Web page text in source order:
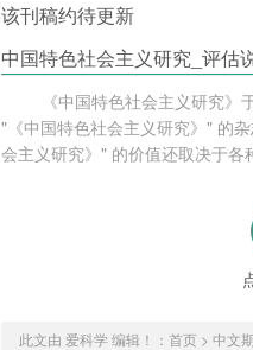
该刊稿约待更新
中国特色社会主义研究_评估
《中国特色社会主义研究
"《中国特色社会主义研究》" 的
会主义研究》" 的价值还取决于各
此文由 爱科学 编辑！： 首页 > 中文